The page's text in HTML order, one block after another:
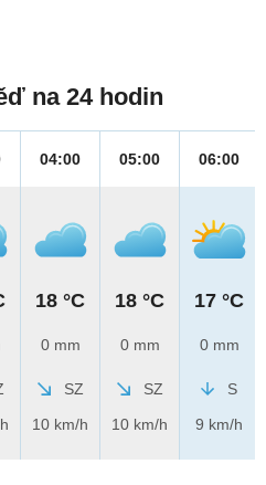
na 24 hodin
04:00
18 °C
0 mm
SZ
10 km/h
05:00
18 °C
0 mm
SZ
10 km/h
06:00
17 °C
0 mm
S
9 km/h